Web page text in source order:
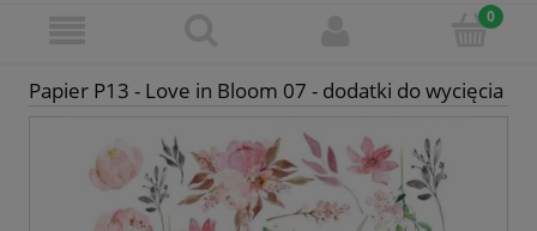
Papier P13 - Love in Bloom 07 - dodatki do wycięcia